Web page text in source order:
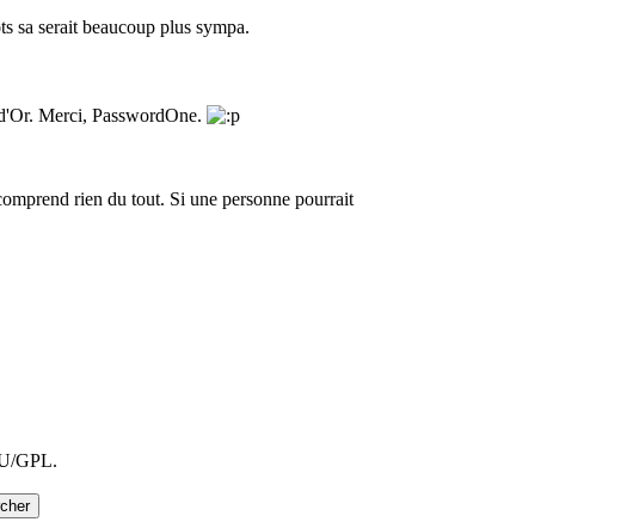
sa serait beaucoup plus sympa.
Merci, PasswordOne.
rien du tout. Si une personne pourrait
GPL.